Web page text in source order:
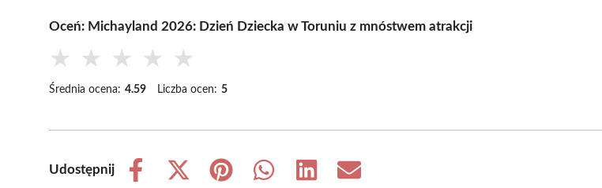
Oceń: Michayland 2026: Dzień Dziecka w Toruniu z mnóstwem atrakcji
★ ★ ★ ★ ★
Średnia ocena: 4.59 Liczba ocen: 5
Udostępnij
Share
Share
Share
Share
Share
Share